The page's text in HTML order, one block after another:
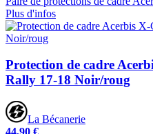
Plus d'infos
Protection de cadre
Rally 17-18 Noir/roug
La Bécanerie
44,90 €